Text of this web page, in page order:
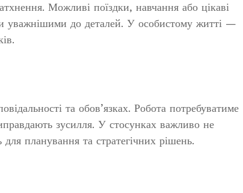
Можливі поїздки, навчання або цікаві
уважнішими до деталей. У особистому житті —
та обов’язках. Робота потребуватиме
зусилля. У стосунках важливо не
планування та стратегічних рішень.